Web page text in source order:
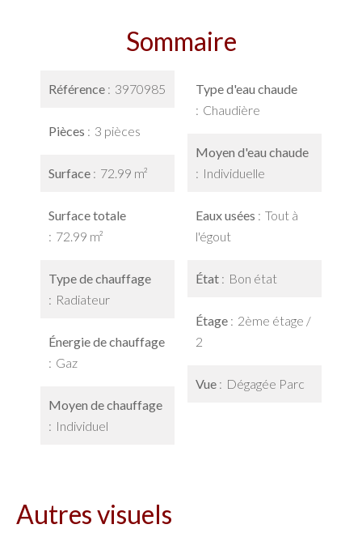
Sommaire
Référence 3970985
Pièces 3 pièces
Surface 72.99 m²
Surface totale
72.99 m²
Type de chauffage
Radiateur
Énergie de chauffage
Gaz
Moyen de chauffage
Individuel
Type d'eau chaude
Chaudière
Moyen d'eau chaude
Individuelle
Eaux usées
Tout à
l'égout
État Bon état
Étage
2ème étage /
2
Vue Dégagée Parc
Autres visuels